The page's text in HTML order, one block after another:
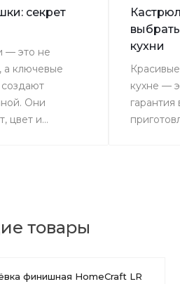
секрет
— это не
а ключевые
Они
цвет и...
кухни
кухне —
товары
финишная HomeCraft LR